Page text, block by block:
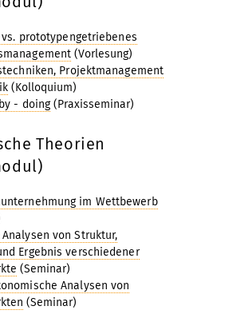
prototypengetriebenes
(Vorlesung)
Projektmanagement
(Kolloquium)
- doing (Praxisseminar)
Theorien
im Wettbewerb
von Struktur,
Ergebnis verschiedener
(Seminar)
Analysen von
(Seminar)